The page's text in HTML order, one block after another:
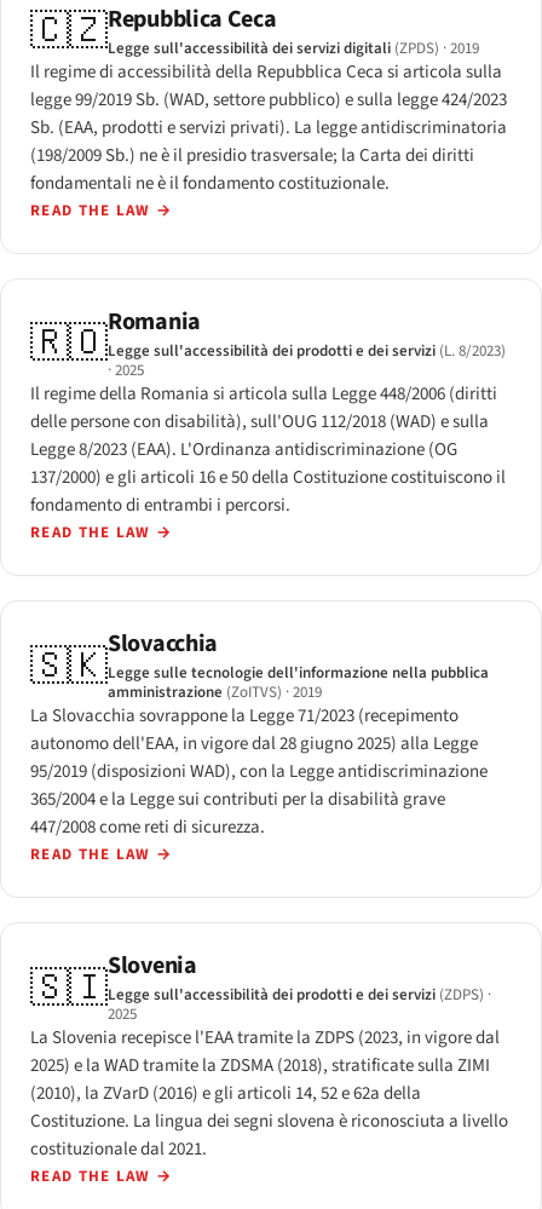
🇨🇿Repubblica Ceca
Legge sull'accessibilità dei servizi digitali (ZPDS) · 2019
Il regime di accessibilità della Repubblica Ceca si articola sulla
legge 99/2019 Sb. (WAD, settore pubblico) e sulla legge 424/2023
Sb. (EAA, prodotti e servizi privati). La legge antidiscriminatoria
(198/2009 Sb.) ne è il presidio trasversale; la Carta dei diritti
fondamentali ne è il fondamento costituzionale.
READ THE LAW →
🇷🇴Romania
Legge sull'accessibilità dei prodotti e dei servizi (L. 8/2023)
· 2025
Il regime della Romania si articola sulla Legge 448/2006 (diritti
delle persone con disabilità), sull'OUG 112/2018 (WAD) e sulla
Legge 8/2023 (EAA). L'Ordinanza antidiscriminazione (OG
137/2000) e gli articoli 16 e 50 della Costituzione costituiscono il
fondamento di entrambi i percorsi.
READ THE LAW →
🇸🇰Slovacchia
Legge sulle tecnologie dell'informazione nella pubblica
amministrazione (ZoITVS) · 2019
La Slovacchia sovrappone la Legge 71/2023 (recepimento
autonomo dell'EAA, in vigore dal 28 giugno 2025) alla Legge
95/2019 (disposizioni WAD), con la Legge antidiscriminazione
365/2004 e la Legge sui contributi per la disabilità grave
447/2008 come reti di sicurezza.
READ THE LAW →
🇸🇮Slovenia
Legge sull'accessibilità dei prodotti e dei servizi (ZDPS) ·
2025
La Slovenia recepisce l'EAA tramite la ZDPS (2023, in vigore dal
2025) e la WAD tramite la ZDSMA (2018), stratificate sulla ZIMI
(2010), la ZVarD (2016) e gli articoli 14, 52 e 62a della
Costituzione. La lingua dei segni slovena è riconosciuta a livello
costituzionale dal 2021.
READ THE LAW →